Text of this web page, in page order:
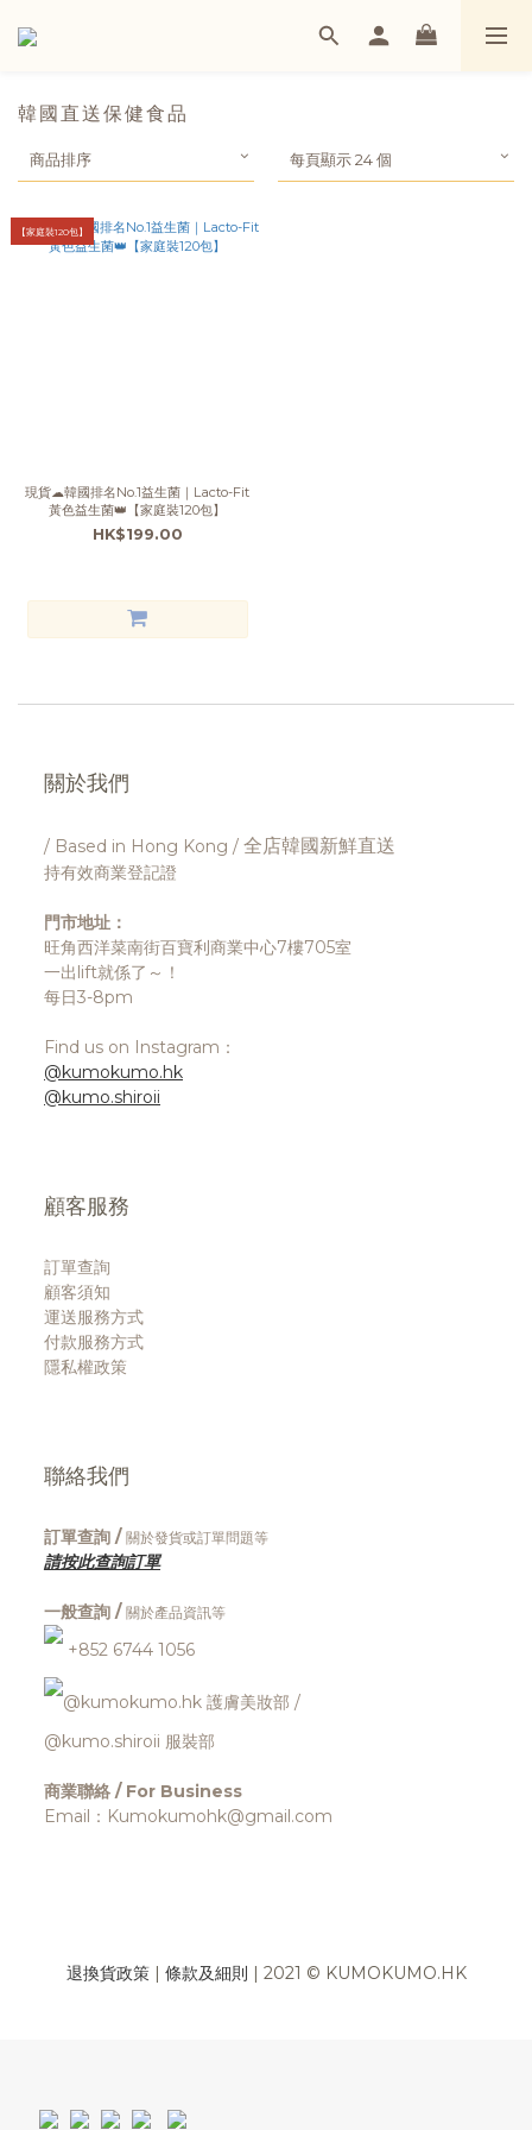
韓國直送保健食品
商品排序 每頁顯示 24 個
【家庭裝120包】
現貨☁韓國排名No.1益生菌｜Lacto-Fit
黃色益生菌👑【家庭裝120包】
HK$199.00
關於我們
/ Based in Hong Kong / 全店韓國新鮮直送
持有效商業登記證
門市地址：
旺角西洋菜南街百寶利商業中心7樓705室
一出lift就係了～！
每日3-8pm
Find us on Instagram：
@kumokumo.hk
@kumo.shiroii
顧客服務
訂單查詢
顧客須知
運送服務方式
付款服務方式
隱私權政策
聯絡我們
訂單查詢 / 關於發貨或訂單問題等
請按此查詢訂單
一般查詢 / 關於產品資訊等
+852 6744 1056
@kumokumo.hk 護膚美妝部 /
@kumo.shiroii 服裝部
商業聯絡 / For Business
Email：Kumokumohk@gmail.com
退換貨政策| 條款及細則 | 2021 © KUMOKUMO.HK